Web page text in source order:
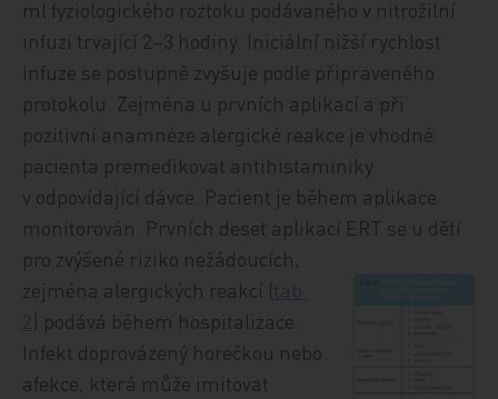
ml fyziologického roztoku podávaného v nitrožilní
infuzi trvající 2–3 hodiny. Iniciální nižší rychlost
infuze se postupně zvyšuje podle připraveného
protokolu. Zejména u prvních aplikací a při
pozitivní anamnéze alergické reakce je vhodné
pacienta premedikovat antihistaminiky
v odpovídající dávce. Pacient je během aplikace
monitorován. Prvních deset aplikací ERT se u dětí
pro zvýšené riziko nežádoucích,
zejména alergických reakcí (
) podává během hospitalizace.
Infekt doprovázený horečkou nebo
afekce, která může imitovat